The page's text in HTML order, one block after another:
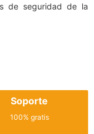
de seguridad de la
Soporte
100% gratis